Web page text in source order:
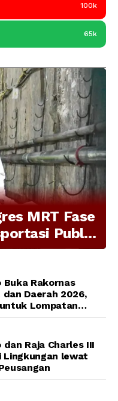
100k
65k
MRT Fase
Publik
Nasional
Buka Rakornas
Daerah 2026,
Lompatan
Raja Charles III
Lingkungan lewat